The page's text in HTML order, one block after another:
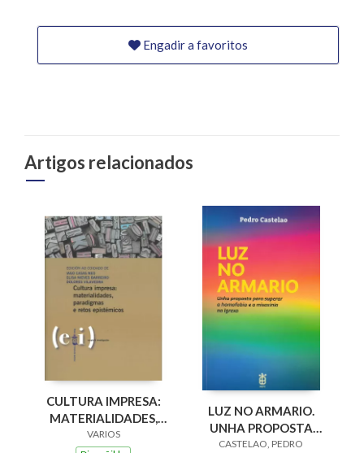
Engadir a favoritos
Artigos relacionados
CULTURA IMPRESA:
MATERIALIDADES,
PARADIGMAS E
VARIOS
LUZ NO ARMARIO.
UNHA PROPOSTA
PARA SUPERAR A
CASTELAO, PEDRO